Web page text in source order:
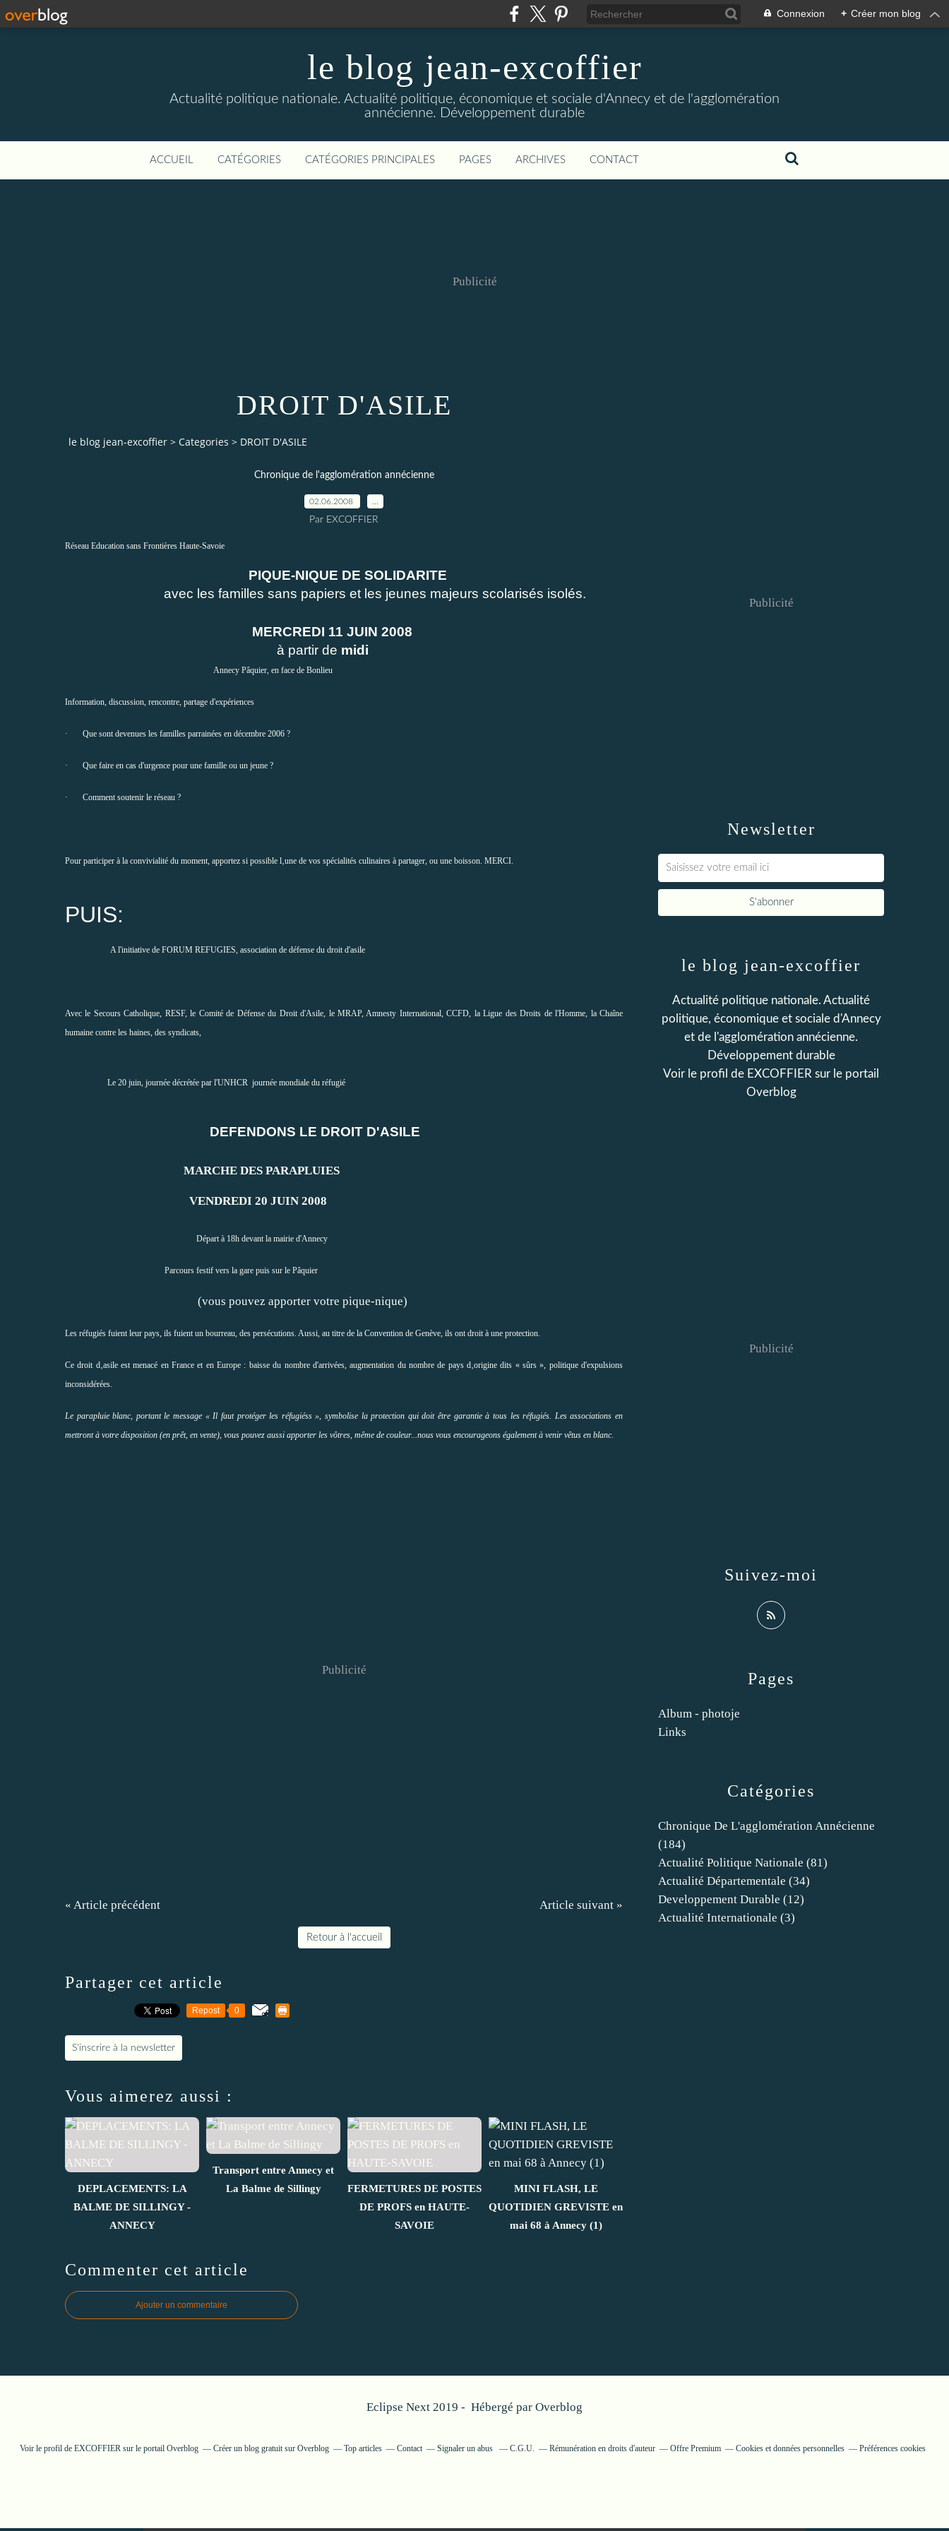
Connexion + Créer mon blog
le blog jean-excoffier
Actualité politique nationale. Actualité politique, économique et sociale d'Annecy et de l'agglomération
annécienne. Développement durable
ACCUEIL CATÉGORIES CATÉGORIES PRINCIPALES PAGES ARCHIVES CONTACT
Publicité
DROIT D'ASILE
le blog jean-excoffier > Categories > DROIT D'ASILE
Chronique de l'agglomération annécienne
02.06.2008
Par EXCOFFIER
Réseau Education sans Frontières Haute-Savoie
PIQUE-NIQUE DE SOLIDARITE
avec les familles sans papiers et les jeunes majeurs scolarisés isolés.
MERCREDI 11 JUIN 2008
à partir de midi
Annecy Pâquier, en face de Bonlieu
Information, discussion, rencontre, partage d'expériences
· Que sont devenues les familles parrainées en décembre 2006 ?
· Que faire en cas d'urgence pour une famille ou un jeune ?
· Comment soutenir le réseau ?
Pour participer à la convivialité du moment, apportez si possible l‚une de vos spécialités culinaires à partager, ou une boisson. MERCI.
PUIS:
A l'initiative de FORUM REFUGIES, association de défense du droit d'asile
Avec le Secours Catholique, RESF, le Comité de Défense du Droit d'Asile, le MRAP, Amnesty International, CCFD, la Ligue des Droits de l'Homme, la Chaîne
humaine contre les haines, des syndicats,
Le 20 juin, journée décrétée par l'UNHCR journée mondiale du réfugié
DEFENDONS LE DROIT D'ASILE
MARCHE DES PARAPLUIES
VENDREDI 20 JUIN 2008
Départ à 18h devant la mairie d'Annecy
Parcours festif vers la gare puis sur le Pâquier
(vous pouvez apporter votre pique-nique)
Les réfugiés fuient leur pays, ils fuient un bourreau, des persécutions. Aussi, au titre de la Convention de Genève, ils ont droit à une protection.
Ce droit d‚asile est menacé en France et en Europe : baisse du nombre d'arrivées, augmentation du nombre de pays d‚origine dits « sûrs », politique d'expulsions
inconsidérées.
Le parapluie blanc, portant le message « Il faut protéger les réfugiéss », symbolise la protection qui doit être garantie à tous les réfugiés. Les associations en
mettront à votre disposition (en prêt, en vente), vous pouvez aussi apporter les vôtres, même de couleur...nous vous encourageons également à venir vêtus en blanc.
Publicité
« Article précédent Article suivant »
Retour à l'accueil
Partager cet article
Repost 0
S'inscrire à la newsletter
Vous aimerez aussi :
DEPLACEMENTS: LA
BALME DE SILLINGY -
ANNECY
Transport entre Annecy et
La Balme de Sillingy
FERMETURES DE POSTES
DE PROFS en HAUTE-
SAVOIE
MINI FLASH, LE
QUOTIDIEN GREVISTE en
mai 68 à Annecy (1)
Commenter cet article
Ajouter un commentaire
Newsletter
Publicité
Catégories
Chronique De L'agglomération Annécienne
(184)
Actualité Politique Nationale (81)
Actualité Départementale (34)
Developpement Durable (12)
Actualité Internationale (3)
Pages
Album - photoje
Links
le blog jean-excoffier
Actualité politique nationale. Actualité
politique, économique et sociale d'Annecy
et de l'agglomération annécienne.
Développement durable
Voir le profil de EXCOFFIER sur le portail
Overblog
Suivez-moi
Publicité
Eclipse Next 2019 - Hébergé par Overblog
Voir le profil de EXCOFFIER sur le portail Overblog Créer un blog gratuit sur Overblog Top articles Contact Signaler un abus C.G.U. Rémunération en droits d'auteur Offre Premium Cookies et données personnelles Préférences cookies